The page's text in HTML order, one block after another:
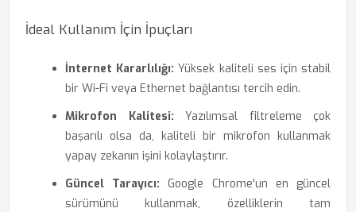
İdeal Kullanım İçin İpuçları
İnternet Kararlılığı: Yüksek kaliteli ses için stabil
bir Wi-Fi veya Ethernet bağlantısı tercih edin.
Mikrofon Kalitesi: Yazılımsal filtreleme çok
başarılı olsa da, kaliteli bir mikrofon kullanmak
yapay zekanın işini kolaylaştırır.
Güncel Tarayıcı: Google Chrome'un en güncel
sürümünü kullanmak, özelliklerin tam